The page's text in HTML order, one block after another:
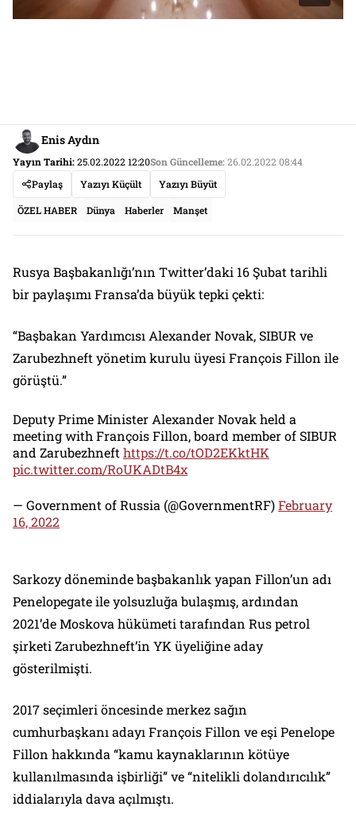
Enis Aydın
Yayın Tarihi:25.02.2022 12:20Son Güncelleme:26.02.2022 08:44
Paylaş
Yazıyı Küçült Yazıyı Büyüt
ÖZEL HABER Dünya Haberler Manşet
Rusya Başbakanlığı’nın Twitter’daki 16 Şubat tarihli
bir paylaşımı Fransa’da büyük tepki çekti:
“Başbakan Yardımcısı Alexander Novak, SIBUR ve
Zarubezhneft yönetim kurulu üyesi François Fillon ile
görüştü.”
Deputy Prime Minister Alexander Novak held a
meeting with François Fillon, board member of SIBUR
and Zarubezhneft https://t.co/tOD2EKktHK
pic.twitter.com/RoUKADtB4x
— Government of Russia (@GovernmentRF)February
16, 2022
Sarkozy döneminde başbakanlık yapan Fillon’un adı
Penelopegate ile yolsuzluğa bulaşmış, ardından
2021’de Moskova hükümeti tarafından Rus petrol
şirketi Zarubezhneft’in YK üyeliğine aday
gösterilmişti.
2017 seçimleri öncesinde merkez sağın
cumhurbaşkanı adayı François Fillon ve eşi Penelope
Fillon hakkında “kamu kaynaklarının kötüye
kullanılmasında işbirliği” ve “nitelikli dolandırıcılık”
iddialarıyla dava açılmıştı.